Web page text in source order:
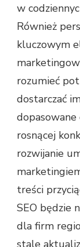
w
Również
kluczowym
rozumieć
dostarczać
rosnącej
rozwijanie
treści
SEO będzie
dla firm
stale